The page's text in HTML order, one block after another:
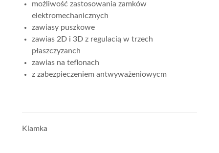
możliwość zastosowania zamków
elektromechanicznych
zawiasy puszkowe
zawias 2D i 3D z regulacią w trzech
płaszczyzanch
zawias na teflonach
z zabezpieczeniem antwyważeniowycm
Klamka